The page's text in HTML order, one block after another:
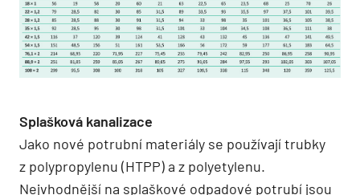
Splašková kanalizace
Jako nové potrubní materiály se používají trubky
z polypropylenu (HTPP) a z polyetylenu.
Nejvhodnější na splaškové odpadové potrubí jsou